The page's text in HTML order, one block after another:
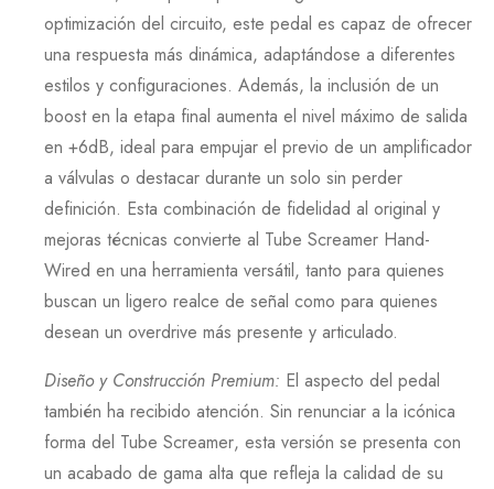
optimización del circuito, este pedal es capaz de ofrecer
una respuesta más dinámica, adaptándose a diferentes
estilos y configuraciones. Además, la inclusión de un
boost en la etapa final aumenta el nivel máximo de salida
en +6dB, ideal para empujar el previo de un amplificador
a válvulas o destacar durante un solo sin perder
definición. Esta combinación de fidelidad al original y
mejoras técnicas convierte al Tube Screamer Hand-
Wired en una herramienta versátil, tanto para quienes
buscan un ligero realce de señal como para quienes
desean un overdrive más presente y articulado.
Diseño y Construcción Premium: El aspecto del pedal
también ha recibido atención. Sin renunciar a la icónica
forma del Tube Screamer, esta versión se presenta con
un acabado de gama alta que refleja la calidad de su